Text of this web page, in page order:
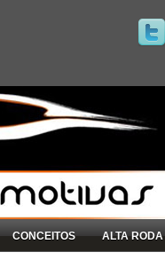
CONCEITOS ALTA RODA